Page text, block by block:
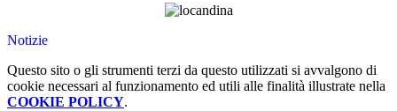
Notizie
Questo sito o gli strumenti terzi da questo utilizzati si avvalgono di
cookie necessari al funzionamento ed utili alle finalità illustrate nella
COOKIE POLICY.